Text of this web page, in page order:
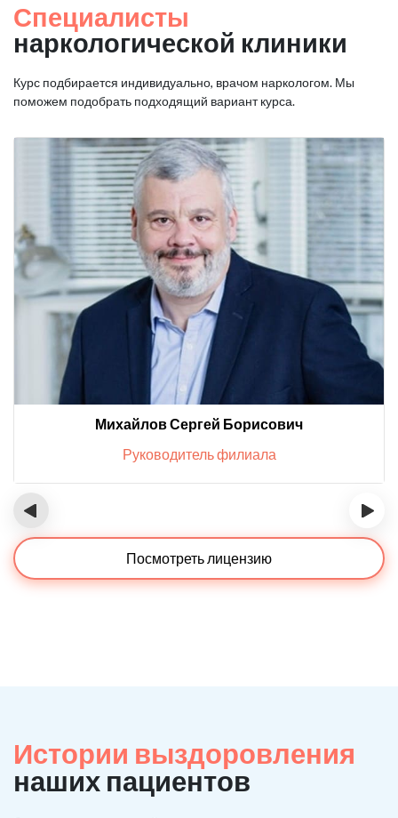
Специалисты
наркологической клиники
Курс подбирается индивидуально, врачом наркологом. Мы
поможем подобрать подходящий вариант курса.
Михайлов Сергей Борисович
Руководитель филиала
‹ ›
Посмотреть лицензию
Истории выздоровления
наших пациентов